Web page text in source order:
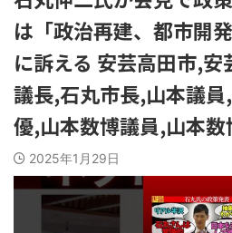
は「政治再建、都市開
に訴える 安芸高田市,
議長,石丸市長,山本議
優,山本数博議員,山本
2025年1月29日